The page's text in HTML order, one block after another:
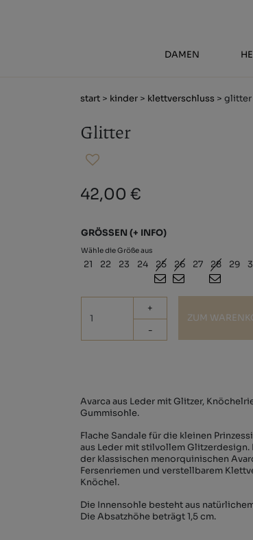
DAMEN
start > kinder > klettverschluss > glitter
Glitter
42,00 €
GRÖSSEN (+ INFO)
Wähle die Größe aus
21 22 23 24 25 26 27 28 29
+
-
ZUM
Avarca aus Leder mit Glitzer,
Gummisohle.
Flache Sandale für die kleinen
aus Leder mit stilvollem Glitzerdesign.
der klassischen menorquinischen
Fersenriemen und verstellbarem
Knöchel.
Die Innensohle besteht aus
Die Absatzhöhe beträgt 1,5 cm.